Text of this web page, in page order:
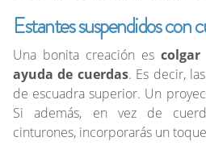
Estantes suspendidos con
Una bonita creación es
ayuda de cuerdas. Es decir,
de escuadra superior. Un
Si además, en vez de
cinturones, incorporarás un